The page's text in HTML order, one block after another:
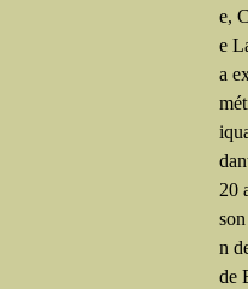
e,
e
a
20
n
de